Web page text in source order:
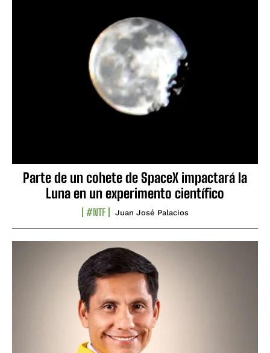
Parte de un cohete de SpaceX impactará la
Luna en un experimento científico
#NTF Juan José Palacios